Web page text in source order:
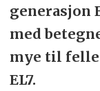
generasjon
med
mye til
EL7.